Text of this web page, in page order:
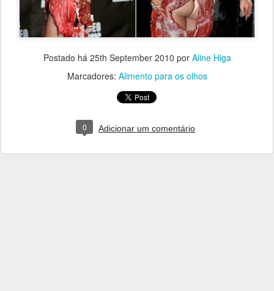
Postado há 25th September 2010 por Aline Higa
Marcadores: Alimento para os olhos
0 Adicionar um comentário